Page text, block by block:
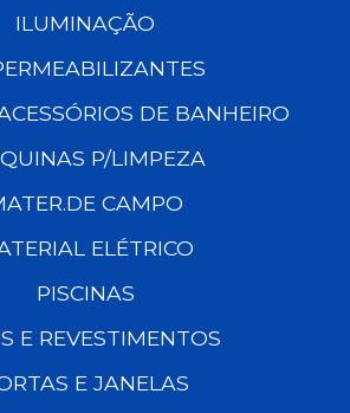
ILUMINAÇÃO
DE BANHEIRO
P/LIMPEZA
CAMPO
ELÉTRICO
PISCINAS
E REVESTIMENTOS
E JANELAS